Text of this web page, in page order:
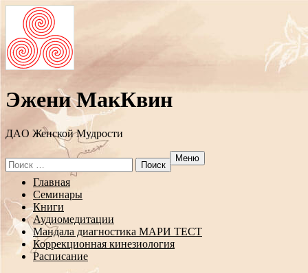
Эжени МакКвин
ДAO Женской Мудрости
Search
for:
Меню
Перейти
содержанию
Главная
Семинары
Книги
Аудиомедитации
Мандала диагностика МАРИ ТЕСТ
Коррекционная кинезиология
Расписание